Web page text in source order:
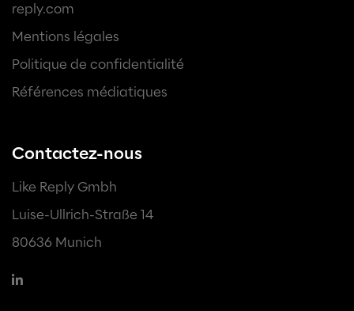
reply.com
Mentions légales
Politique de confidentialité
Références médiatiques
Contactez-nous
Like Reply Gmbh
Luise-Ullrich-Straße 14
80636 Munich